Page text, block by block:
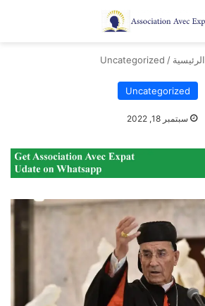
الرئيسية /
Uncategorized
Uncategorized
سبتمبر 18, 2022